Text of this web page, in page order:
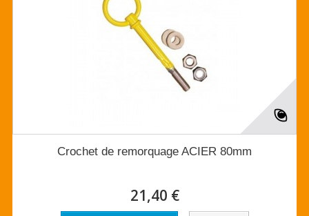
Crochet de remorquage ACIER 80mm
21,40 €